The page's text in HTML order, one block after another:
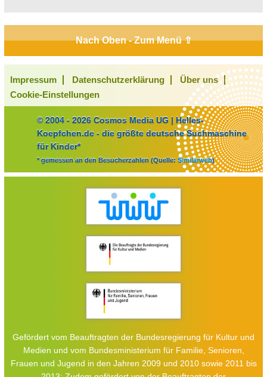
Nach Oben - Zum Menü ⇧
Impressum Datenschutzerklärung
Über uns
Cookie-Einstellungen
© 2004 - 2026 Cosmos Media UG | Helles-
Koepfchen.de - die größte deutsche Suchmaschine
für Kinder*
* gemessen an den Besucherzahlen (Quelle: Similarweb)
Gefördert vom Beauftragten der Bundesregierung für Kultur und
Medien und vom Bundesministerium für Familie, Senioren,
Frauen und Jugend in den Jahren 2009 und 2010 sowie 2011 bis